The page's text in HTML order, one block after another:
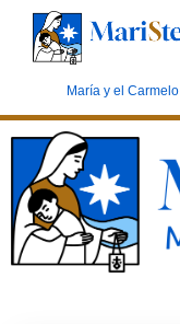
María y el Carmelo